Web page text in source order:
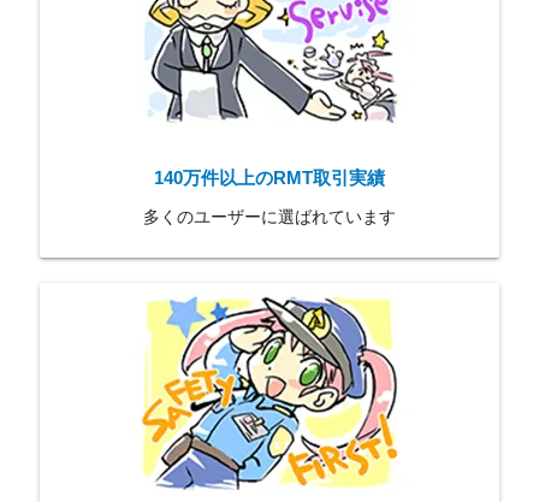
140万件以上のRMT取引実績
多くのユーザーに選ばれています